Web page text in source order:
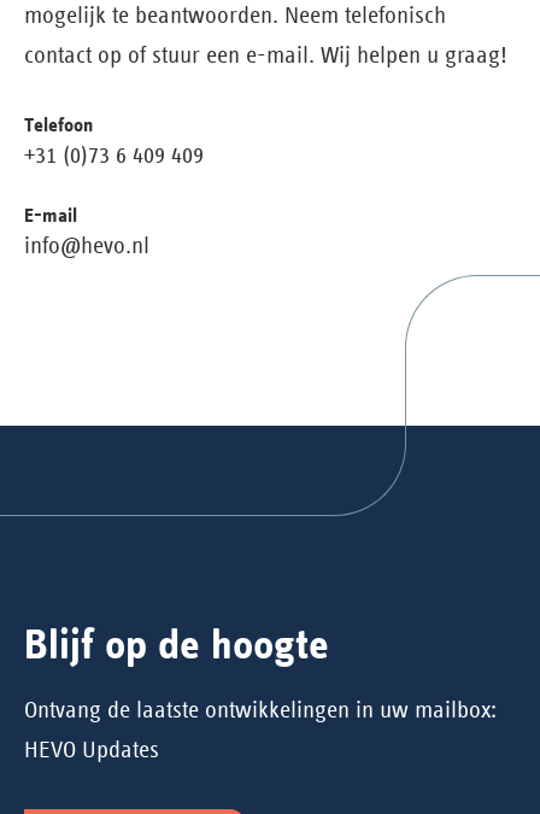
mogelijk te beantwoorden. Neem telefonisch
contact op of stuur een e-mail. Wij helpen u graag!
Telefoon
+31 (0)73 6 409 409
E-mail
info@hevo.nl
Blijf op de hoogte
Ontvang de laatste ontwikkelingen in uw mailbox:
HEVO Updates